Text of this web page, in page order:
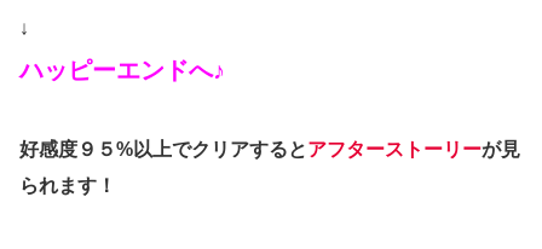
↓
ハッピーエンドへ♪
好感度９５%以上でクリアするとアフターストーリーが見
られます！